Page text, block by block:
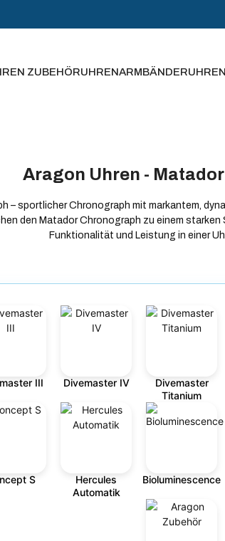
ZUBEHÖRUHRENARMBÄNDER
Aragon Uhren -
– sportlicher Chronograph mit markantem,
den Matador Chronograph zu einem starken
Funktionalität und Leistung in einer
III Divemaster IV
Divemaster
Titanium
S
Hercules
Automatik
Bioluminescence